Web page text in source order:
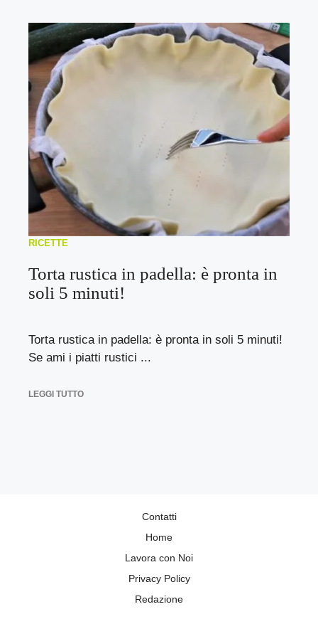
RICETTE
Torta rustica in padella: è pronta in
soli 5 minuti!
Torta rustica in padella: è pronta in soli 5 minuti!
Se ami i piatti rustici ...
LEGGI TUTTO
Contatti
Home
Lavora con Noi
Privacy Policy
Redazione